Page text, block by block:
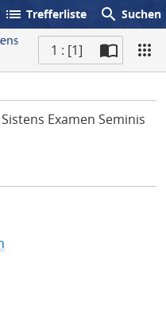
list Trefferliste search Suchen
1 : [1]
Examen Seminis